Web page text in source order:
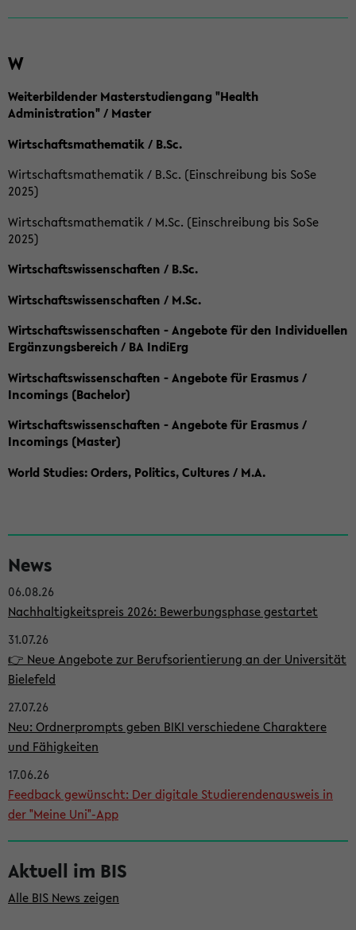
W
Weiterbildender Masterstudiengang "Health
Administration" / Master
Wirtschaftsmathematik / B.Sc.
Wirtschaftsmathematik / B.Sc. (Einschreibung bis SoSe
2025)
Wirtschaftsmathematik / M.Sc. (Einschreibung bis SoSe
2025)
Wirtschaftswissenschaften / B.Sc.
Wirtschaftswissenschaften / M.Sc.
Wirtschaftswissenschaften - Angebote für den Individuellen
Ergänzungsbereich / BA IndiErg
Wirtschaftswissenschaften - Angebote für Erasmus /
Incomings (Bachelor)
Wirtschaftswissenschaften - Angebote für Erasmus /
Incomings (Master)
World Studies: Orders, Politics, Cultures / M.A.
e
i
t
e
n
l
e
i
s
t
e
News
06.08.26
Nachhaltigkeitspreis 2026: Bewerbungsphase gestartet
31.07.26
👉 Neue Angebote zur Berufsorientierung an der Universität
Bielefeld
27.07.26
Neu: Ordnerprompts geben BIKI verschiedene Charaktere
und Fähigkeiten
17.06.26
Feedback gewünscht: Der digitale Studierendenausweis in
der "Meine Uni"-App
Aktuell im BIS
Alle BIS News zeigen